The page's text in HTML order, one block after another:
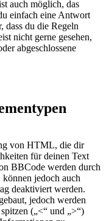
auch möglich, das
einfach eine Antwort
dass du die Regeln
nicht gerne gesehen,
abgeschlossene
von HTML, die dir
für deinen Text
BBCode werden durch
jedoch auch
deaktiviert werden.
jedoch werden
(„<“ und „>“)